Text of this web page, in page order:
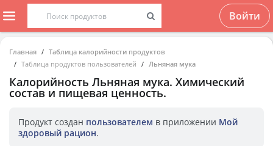
Войти
Главная
Таблица калорийности продуктов
Таблица продуктов пользователей
Льняная мука
Калорийность Льняная мука. Химический
состав и пищевая ценность.
Продукт создан пользователем в приложении Мой
здоровый рацион.